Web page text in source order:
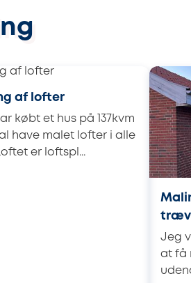
af lofter
købt et hus på 137kvm
have malet lofter i alle
er loftspl...
Jeg
at få